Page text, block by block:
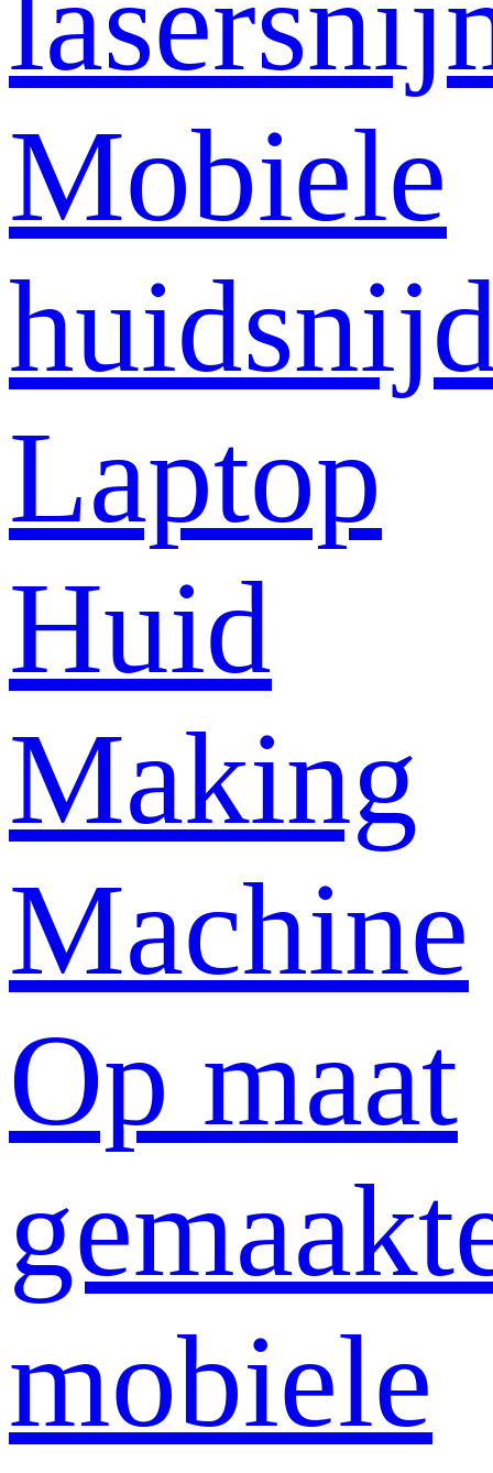
Mobiele
Laptop
Huid
Making
Machine
Op maat
mobiele